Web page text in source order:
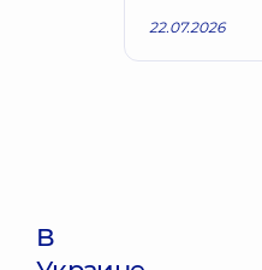
В
22.07.2026